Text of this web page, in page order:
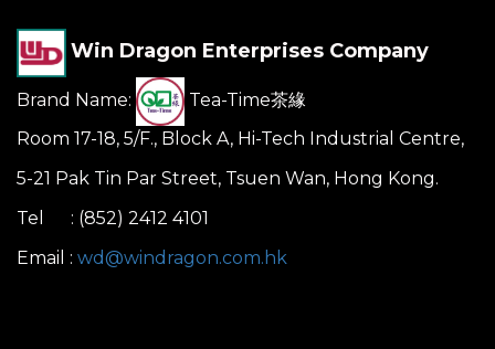
Win Dragon Enterprises Company
Brand Name:
Tea-Time茶緣
Room 17-18, 5/F., Block A, Hi-Tech Industrial Centre,
5-21 Pak Tin Par Street, Tsuen Wan, Hong Kong.
Tel : (852) 2412 4101
Email : wd@windragon.com.hk